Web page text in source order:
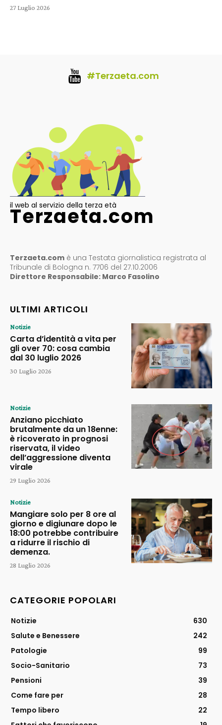
27 Luglio 2026
#Terzaeta.com
il web al servizio della terza età
Terzaeta.com
Terzaeta.com è una Testata giornalistica registrata al
Tribunale di Bologna n. 7706 del 27.10.2006
Direttore Responsabile: Marco Fasolino
ULTIMI ARTICOLI
Notizie
Carta d’identità a vita per
gli over 70: cosa cambia
dal 30 luglio 2026
30 Luglio 2026
Notizie
Anziano picchiato
brutalmente da un 18enne:
è ricoverato in prognosi
riservata, il video
dell’aggressione diventa
virale
29 Luglio 2026
Notizie
Mangiare solo per 8 ore al
giorno e digiunare dopo le
18:00 potrebbe contribuire
a ridurre il rischio di
demenza.
28 Luglio 2026
CATEGORIE POPOLARI
Notizie
630
Salute e Benessere
242
Patologie
99
Socio-Sanitario
73
Pensioni
39
Come fare per
28
Tempo libero
22